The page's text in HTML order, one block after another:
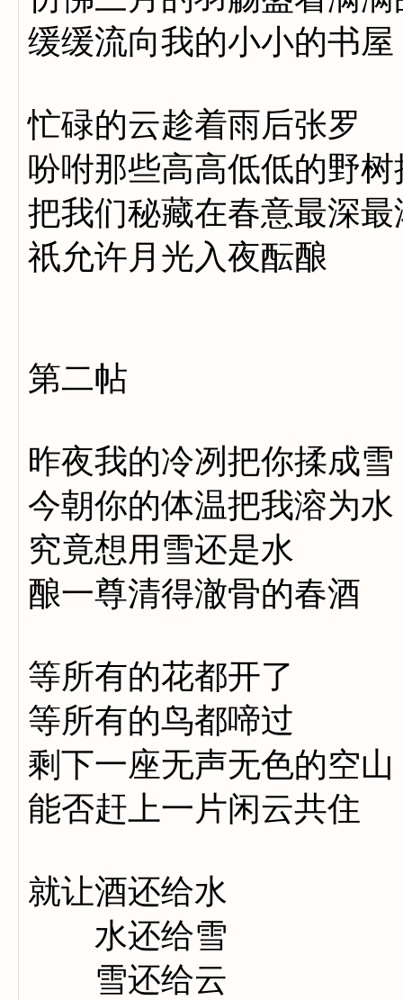
缓缓流向我的小小的书屋
忙碌的云趁着雨后张罗
吩咐那些高高低低的野
把我们秘藏在春意最深最
祇允许月光入夜酝酿
第二帖
昨夜我的冷冽把你揉成雪
今朝你的体温把我溶为水
究竟想用雪还是水
酿一尊清得澈骨的春酒
等所有的花都开了
等所有的鸟都啼过
剩下一座无声无色的空山
能否赶上一片闲云共住
就让酒还给水
水还给雪
雪还给云